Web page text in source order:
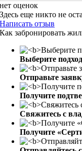
нет оценок
Здесь еще никто не
Написать отзыв
Как забронировать
Выберите
Отправьте
Получите
Свяжитесь с
Получите